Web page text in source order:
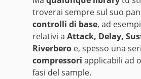
troverai sempre sul suo
controlli di base, ad
relativi a Attack, Delay,
Riverbero e, spesso una
compressori applicabili ad
fasi del sample.